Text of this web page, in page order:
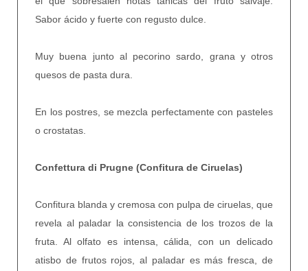
Sabor ácido y fuerte con regusto dulce.
Muy buena junto al pecorino sardo, grana y otros
quesos de pasta dura.
En los postres, se mezcla perfectamente con pasteles
o crostatas.
Confettura di Prugne (Confitura de Ciruelas)
Confitura blanda y cremosa con pulpa de ciruelas, que
revela al paladar la consistencia de los trozos de la
fruta. Al olfato es intensa, cálida, con un delicado
atisbo de frutos rojos, al paladar es más fresca, de